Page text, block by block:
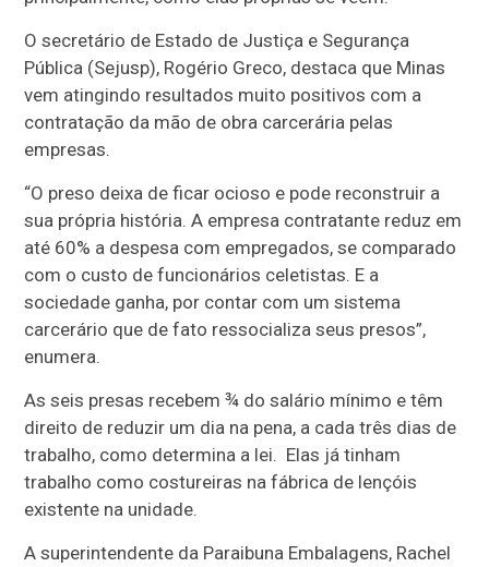
O secretário de Estado de Justiça e Segurança
Pública (Sejusp), Rogério Greco, destaca que Minas
vem atingindo resultados muito positivos com a
contratação da mão de obra carcerária pelas
empresas.
“O preso deixa de ficar ocioso e pode reconstruir a
sua própria história. A empresa contratante reduz em
até 60% a despesa com empregados, se comparado
com o custo de funcionários celetistas. E a
sociedade ganha, por contar com um sistema
carcerário que de fato ressocializa seus presos”,
enumera.
As seis presas recebem ¾ do salário mínimo e têm
direito de reduzir um dia na pena, a cada três dias de
trabalho, como determina a lei. Elas já tinham
trabalho como costureiras na fábrica de lençóis
existente na unidade.
A superintendente da Paraibuna Embalagens, Rachel